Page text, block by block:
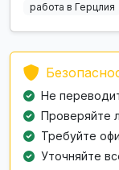
работа в Герцлия
Не
Проверяйте
Требуйте
Уточняйте